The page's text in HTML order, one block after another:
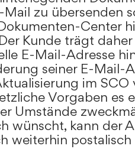
Mail zu übersenden
Center
Kunde trägt
E-Mail-Adresse
seiner E-Mail-
im SCO
Vorgaben es
Umstände
wünscht, kann der
weiterhin